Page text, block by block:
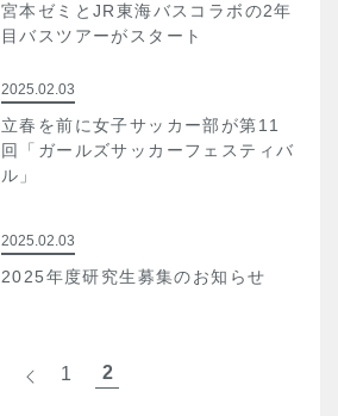
宮本ゼミとJR東海バスコラボの2年
目バスツアーがスタート
2025.02.03
立春を前に女子サッカー部が第11
回「ガールズサッカーフェスティバ
ル」
2025.02.03
2025年度研究生募集のお知らせ
<
1 2